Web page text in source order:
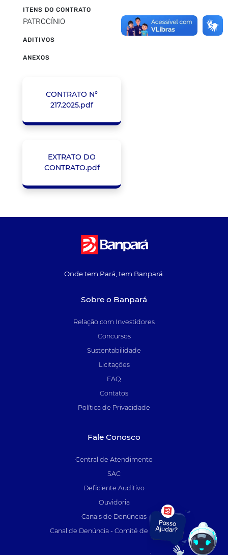
ITENS DO CONTRATO
PATROCÍNIO
ADITIVOS
ANEXOS
CONTRATO N°
217.2025.pdf
EXTRATO DO
CONTRATO.pdf
Onde tem Pará, tem Banpará.
Sobre o Banpará
Relação com Investidores
Concursos
Sustentabilidade
Licitações
FAQ
Contatos
Política de Privacidade
Fale Conosco
Central de Atendimento
SAC
Deficiente Auditivo
Ouvidoria
Canais de Denúncias
Canal de Denúncia - Comitê de Auditoria